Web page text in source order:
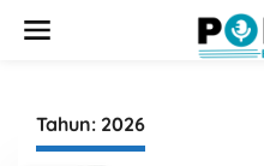
Tahun: 2026